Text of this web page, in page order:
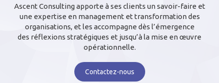
Ascent Consulting apporte à ses clients un savoir-faire et
une expertise en management et transformation des
organisations, et les accompagne dès l’émergence
des réflexions stratégiques et jusqu’à la mise en œuvre
opérationnelle.
Contactez-nous